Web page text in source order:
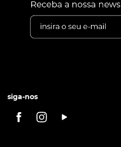
siga-nos